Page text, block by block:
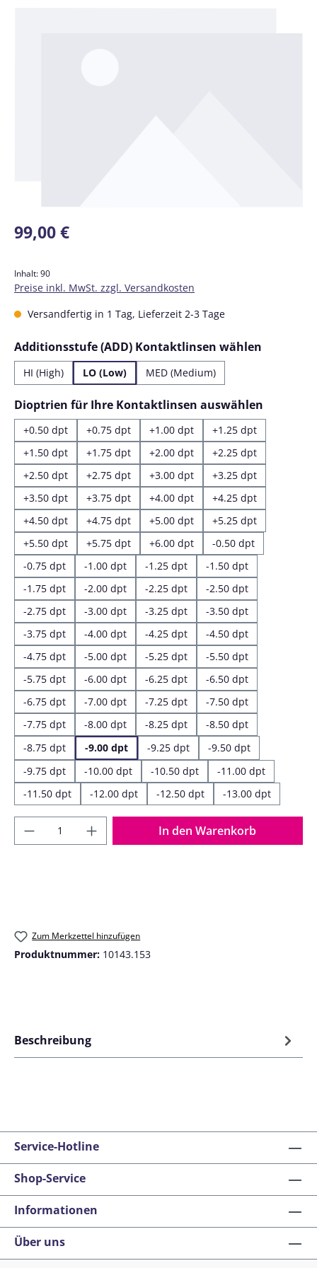
Regulärer Preis:
99,00 €
Inhalt:90
Preise inkl. MwSt. zzgl. Versandkosten
Versandfertig in 1 Tag, Lieferzeit 2-3 Tage
Additionsstufe (ADD) Kontaktlinsen wählen
HI (High) LO (Low) MED (Medium)
Dioptrien für Ihre Kontaktlinsen auswählen
+0.50 dpt +0.75 dpt +1.00 dpt
+1.25 dpt
+1.50 dpt
+1.75 dpt +2.00 dpt
+2.25 dpt
+2.50 dpt
+2.75 dpt +3.00 dpt
+3.25 dpt
+3.50 dpt
+3.75 dpt +4.00 dpt
+4.25 dpt
+4.50 dpt
+4.75 dpt +5.00 dpt
+5.25 dpt
+5.50 dpt
+5.75 dpt +6.00 dpt
-0.50 dpt
-0.75 dpt
-1.00 dpt -1.25 dpt
-1.50 dpt
-1.75 dpt
-2.00 dpt -2.25 dpt
-2.50 dpt
-2.75 dpt
-3.00 dpt -3.25 dpt
-3.50 dpt
-3.75 dpt
-4.00 dpt -4.25 dpt
-4.50 dpt
-4.75 dpt
-5.00 dpt -5.25 dpt
-5.50 dpt
-5.75 dpt
-6.00 dpt -6.25 dpt
-6.50 dpt
-6.75 dpt
-7.00 dpt -7.25 dpt
-7.50 dpt
-7.75 dpt
-8.00 dpt -8.25 dpt
-8.50 dpt
-8.75 dpt
-9.00 dpt -9.25 dpt
-9.50 dpt
-9.75 dpt
-10.00 dpt -10.50 dpt
-11.00 dpt
-11.50 dpt
-12.00 dpt -12.50 dpt -13.00 dpt
Produkt Anzahl: Gib den gewünschten
In den Warenkorb
Zum Merkzettel hinzufügen
Produktnummer: 10143.153
Beschreibung
Service-Hotline
Shop-Service
Informationen
Über uns